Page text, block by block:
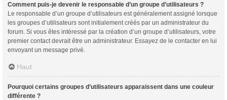
Comment puis-je devenir le responsable d’un groupe d’utilisateurs ?
Le responsable d’un groupe d’utilisateurs est généralement assigné lorsque
les groupes d’utilisateurs sont initialement créés par un administrateur du
forum. Si vous êtes intéressé par la création d’un groupe d’utilisateurs, votre
premier contact devrait être un administrateur. Essayez de le contacter en lui
envoyant un message privé.
Haut
Pourquoi certains groupes d’utilisateurs apparaissent dans une couleur
différente ?